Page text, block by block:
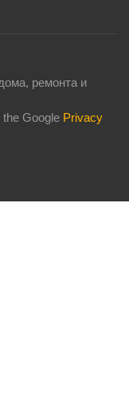
ремонта и
Google Privacy